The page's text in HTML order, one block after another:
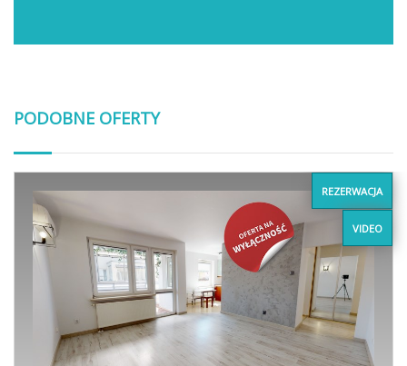
PODOBNE OFERTY
REZERWACJA
VIDEO